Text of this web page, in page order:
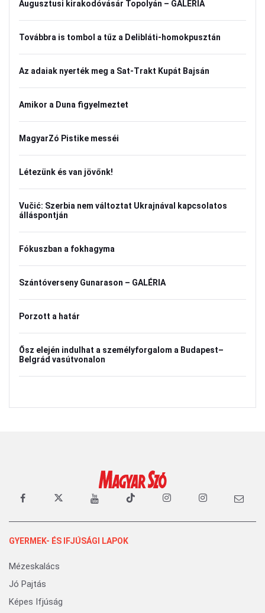
Augusztusi kirakodóvásár Topolyán – GALÉRIA
Továbbra is tombol a tűz a Delibláti-homokpusztán
Az adaiak nyerték meg a Sat-Trakt Kupát Bajsán
Amikor a Duna figyelmeztet
MagyarZó Pistike messéi
Létezünk és van jövőnk!
Vučić: Szerbia nem változtat Ukrajnával kapcsolatos
álláspontján
Fókuszban a fokhagyma
Szántóverseny Gunarason – GALÉRIA
Porzott a határ
Ősz elején indulhat a személyforgalom a Budapest–
Belgrád vasútvonalon
GYERMEK- ÉS IFJÚSÁGI LAPOK
Mézeskalács
Jó Pajtás
Képes Ifjúság